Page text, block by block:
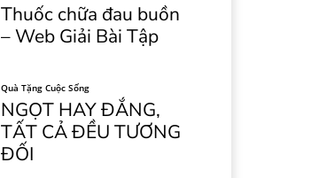
Thuốc chữa đau buồn
– Web Giải Bài Tập
Quà Tặng Cuộc Sống
NGỌT HAY ĐẮNG,
TẤT CẢ ĐỀU TƯƠNG
ĐỐI